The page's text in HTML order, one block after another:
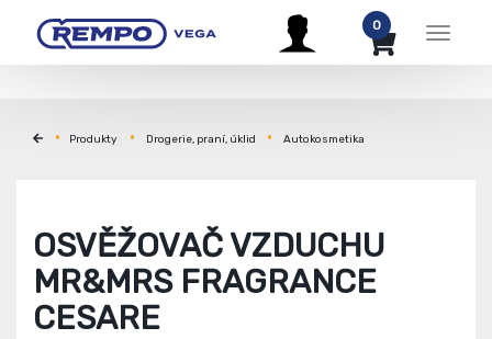
Menu
0
Produkty Drogerie, praní, úklid Autokosmetika
OSVĚŽOVAČ VZDUCHU
MR&MRS FRAGRANCE
CESARE